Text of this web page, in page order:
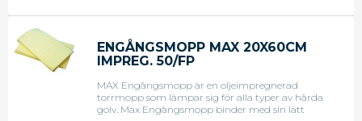
ENGÅNGSMOPP MAX 20X60CM
IMPREG. 50/FP
MAX Engångsmopp är en oljeimpregnerad
torrmopp som lämpar sig för alla typer av hårda
golv. Max Engångsmopp binder med sin lätt